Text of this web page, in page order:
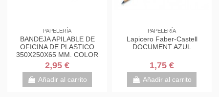
PAPELERÍA
BANDEJA APILABLE DE
OFICINA DE PLASTICO
350X250X65 MM. COLOR
TRANSPARENTE FAIBO 93-
23
2,95 €
Añadir al carrito
PAPELERÍA
Lapicero Faber-Castell
DOCUMENT AZUL
1,75 €
Añadir al carrito